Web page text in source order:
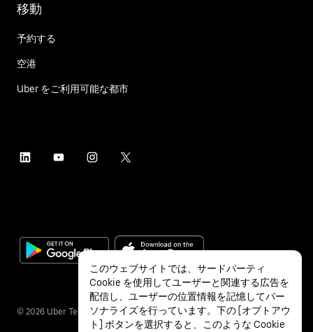
移動
予約する
空港
Uber をご利用可能な都市
© 2026 Uber Technologies Inc.
このウェブサイトでは、サードパーティ
Cookie を使用してユーザーと関連する広告を
配信し、ユーザーの位置情報を記憶してパー
ソナライズを行っています。下の [オプトアウ
ト] ボタンを選択すると、このような Cookie